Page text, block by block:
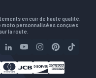
en cuir de haute qualité,
moto personnalisées conçues
la route.